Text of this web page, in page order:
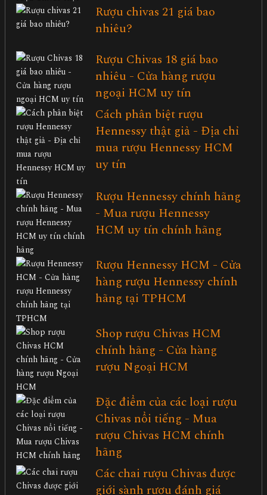
Rượu chivas 21 giá bao
nhiêu?
Rượu Chivas 18 giá bao
nhiêu - Cửa hàng rượu
ngoại HCM uy tín
Cách phân biệt rượu
Hennessy thật giả - Địa chỉ
mua rượu Hennessy HCM
uy tín
Rượu Hennessy chính hãng
- Mua rượu Hennessy
HCM uy tín chính hãng
Rượu Hennessy HCM - Cửa
hàng rượu Hennessy chính
hãng tại TPHCM
Shop rượu Chivas HCM
chính hãng - Cửa hàng
rượu Ngoại HCM
Đặc điểm của các loại rượu
Chivas nổi tiếng - Mua
rượu Chivas HCM chính
hãng
Các chai rượu Chivas được
giới sành rượu đánh giá